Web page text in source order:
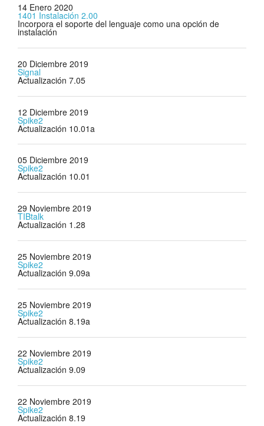
14 Enero 2020
1401 Instalación 2.00
Incorpora el soporte del lenguaje como una opción de
instalación
20 Diciembre 2019
Signal
Actualización 7.05
12 Diciembre 2019
Spike2
Actualización 10.01a
05 Diciembre 2019
Spike2
Actualización 10.01
29 Noviembre 2019
TIBtalk
Actualización 1.28
25 Noviembre 2019
Spike2
Actualización 9.09a
25 Noviembre 2019
Spike2
Actualización 8.19a
22 Noviembre 2019
Spike2
Actualización 9.09
22 Noviembre 2019
Spike2
Actualización 8.19